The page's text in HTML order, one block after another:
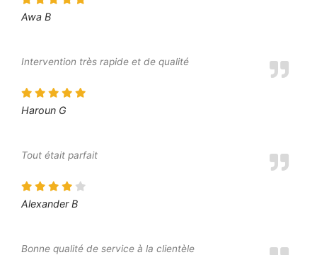
Awa B
Intervention très rapide et de qualité
Haroun G
Tout était parfait
Alexander B
Bonne qualité de service à la clientèle